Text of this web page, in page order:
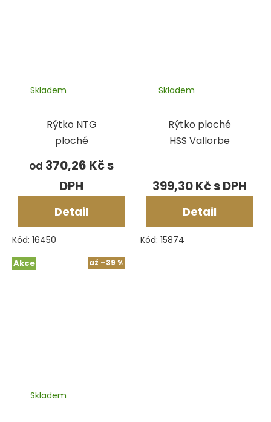
Rýtko NTG
ploché
Skladem
od 370,26 Kč
Detail
Kód: 16450
Rýtko ploché
HSS Vallorbe
Skladem
399,30 Kč
Detail
Kód: 15874
Akce až –39 %
Skladem